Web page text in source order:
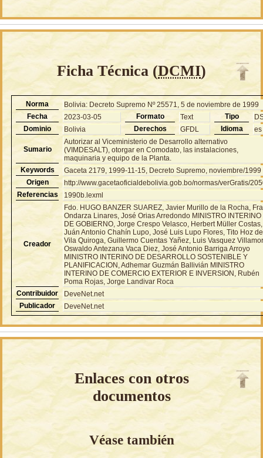
Ficha Técnica (DCMI)
Norma
Bolivia: Decreto Supremo Nº 25571, 5 de noviembre de 1999
Fecha
2023-03-05 Formato Text Tipo
Dominio
Bolivia Derechos GFDL Idioma es
Sumario
Autorizar al Viceministerio de Desarrollo alternativo
(VIMDESALT), otorgar en Comodato, las instalaciones,
maquinaria y equipo de la Planta.
Keywords
Gaceta 2179, 1999-11-15, Decreto Supremo, noviembre/1999
Origen
http://www.gacetaoficialdebolivia.gob.bo/normas/verGratis/
Referencias
1990b.lexml
Creador
Fdo. HUGO BANZER SUAREZ, Javier Murillo de la Rocha,
Ondarza Linares, José Orias Arredondo MINISTRO INTERINO
DE GOBIERNO, Jorge Crespo Velasco, Herbert Müller Costas,
Juán Antonio Chahín Lupo, José Luis Lupo Flores, Tito Hoz de
Vila Quiroga, Guillermo Cuentas Yañez, Luis Vasquez
Oswaldo Antezana Vaca Diez, José Antonio Barriga Arroyo
MINISTRO INTERINO DE DESARROLLO SOSTENIBLE Y
PLANIFICACION, Adhemar Guzmán Ballivián MINISTRO
INTERINO DE COMERCIO EXTERIOR E INVERSION, Rubén
Poma Rojas, Jorge Landivar Roca
Contribuidor
DeveNet.net
Publicador
DeveNet.net
Enlaces con otros
documentos
Véase también